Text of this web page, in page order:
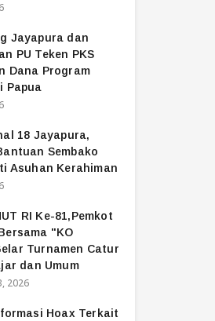
Jayapura dan
PU Teken PKS
Dana Program
Papua
18 Jayapura,
Sembako
Asuhan Kerahiman
RI Ke-81,Pemkot
"KO
Turnamen Catur
dan Umum
2026
Hoax Terkait